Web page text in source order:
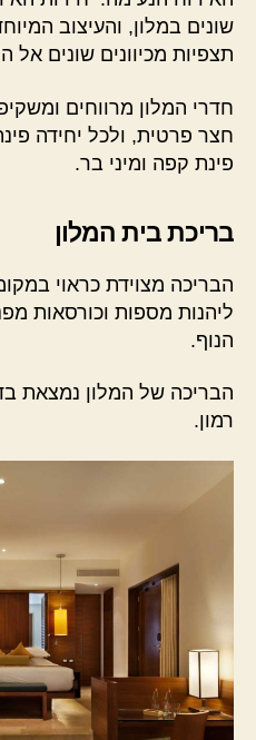
שונים במלון, והעיצוב
תצפיות מכיוונים שונים אל
חדרי המלון מרווחים
חצר פרטית, ולכל יחידה
פינת קפה ומיני בר.
בריכת בית המלון
הבריכה מצוידת כראוי
ליהנות מספות וכורסאות
הנוף.
הבריכה של המלון נמצאת
רמון.